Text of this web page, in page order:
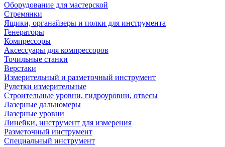
Оборудование для мастерской
Стремянки
Ящики, органайзеры и полки для инструмента
Генераторы
Компрессоры
Аксессуары для компрессоров
Точильные станки
Верстаки
Измерительный и разметочный инструмент
Рулетки измерительные
Строительные уровни, гидроуровни, отвесы
Лазерные дальномеры
Лазерные уровни
Линейки, инструмент для измерения
Разметочный инструмент
Специальный инструмент